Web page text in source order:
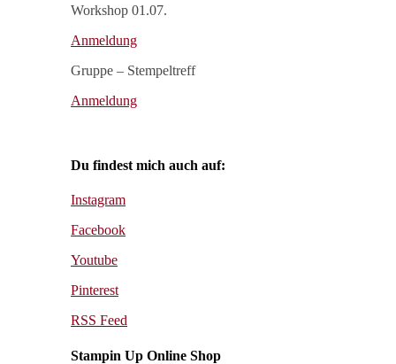
Workshop 01.07.
Anmeldung
Gruppe – Stempeltreff
Anmeldung
Du findest mich auch auf:
Instagram
Facebook
Youtube
Pinterest
RSS Feed
Stampin Up Online Shop